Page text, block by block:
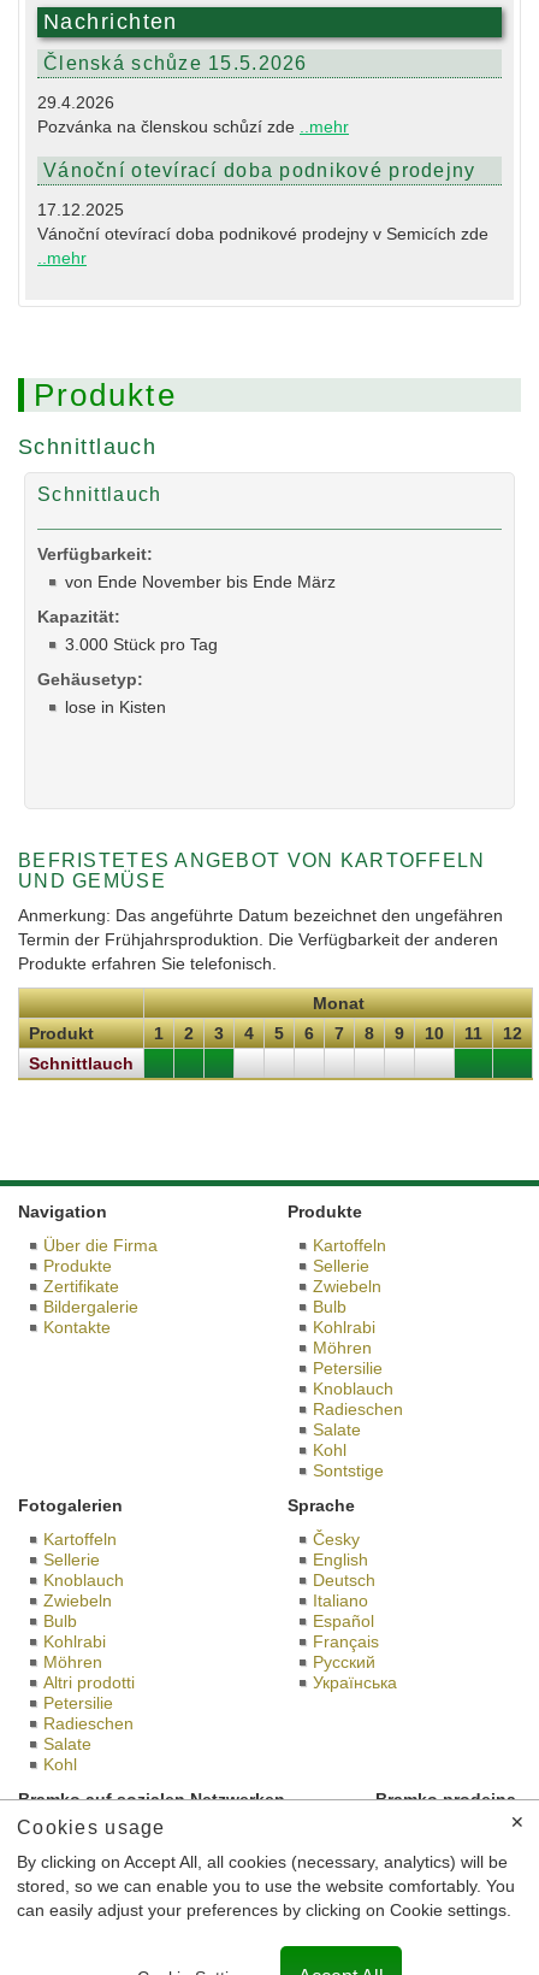
Nachrichten
Členská schůze 15.5.2026
29.4.2026
Pozvánka na členskou schůzí zde
..mehr
Vánoční otevírací doba podnikové prodejny
17.12.2025
Vánoční otevírací doba podnikové prodejny v Semicích zde
..mehr
Produkte
Schnittlauch
Schnittlauch
Verfügbarkeit:
von Ende November bis Ende März
Kapazität:
3.000 Stück pro Tag
Gehäusetyp:
lose in Kisten
BEFRISTETES ANGEBOT VON KARTOFFELN
UND GEMÜSE
Anmerkung: Das angeführte Datum bezeichnet den ungefähren
Termin der Frühjahrsproduktion. Die Verfügbarkeit der anderen
Produkte erfahren Sie telefonisch.
Monat
Produkt
1 2 3 4 5 6 7 8 9 10 11
12
Schnittlauch
Navigation
Über die Firma
Produkte
Zertifikate
Bildergalerie
Kontakte
Produkte
Kartoffeln
Sellerie
Zwiebeln
Bulb
Kohlrabi
Möhren
Petersilie
Knoblauch
Radieschen
Salate
Kohl
Sontstige
Fotogalerien
Kartoffeln
Sellerie
Knoblauch
Zwiebeln
Bulb
Kohlrabi
Möhren
Altri prodotti
Petersilie
Radieschen
Salate
Kohl
Sprache
Česky
English
Deutsch
Italiano
Español
Français
Русский
Українська
Bramko auf sozialen Netzwerken Bramko prodejna
Dies ist die Website von BRAMKO Ltd, mit Sitz Semice 196
eingetragen im Handelsregister beim Stadtgericht in Prag
Cookies usage
By clicking on Accept All, all cookies (necessary, analytics) will be
stored, so we can enable you to use the website comfortably. You
can easily adjust your preferences by clicking on Cookie settings.
✕